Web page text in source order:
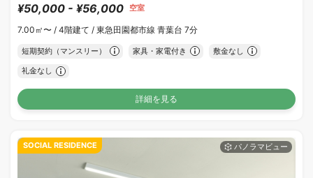
¥50,000 - ¥56,000 空室
7.00㎡〜 / 4階建て / 東急田園都市線 青葉台 7分
短期契約（マンスリー） 家具・家電付き 敷金なし
礼金なし
詳細を見る
SOCIAL RESIDENCE